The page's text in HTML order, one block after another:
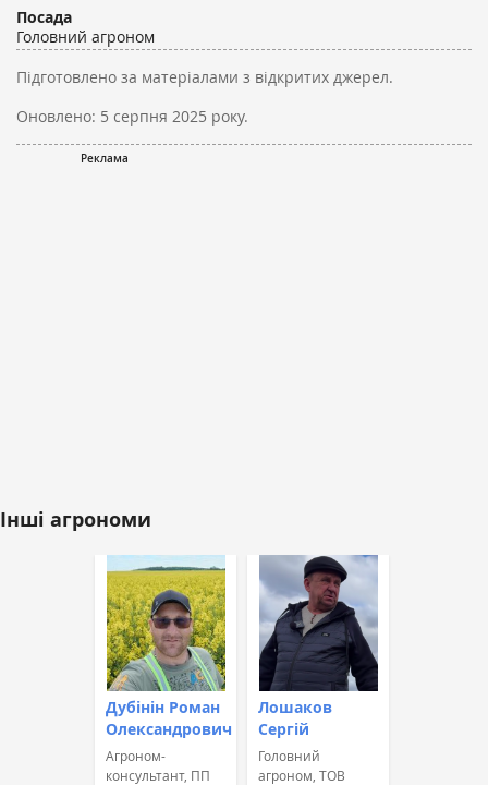
Посада
Головний агроном
Підготовлено за матеріалами з відкритих джерел.
Оновлено: 5 серпня 2025 року.
Інші агрономи
Дубінін Роман
Олександрович
Агроном-
консультант, ПП
Лошаков
Сергій
Головний
агроном, ТОВ